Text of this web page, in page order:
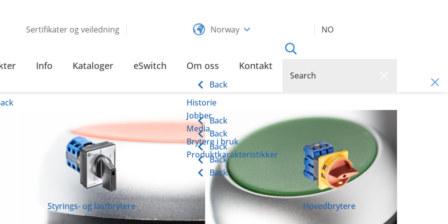
Sertifikater og veiledning Norway NO
Styrings- og lastbrytere Hovedbrytere
Info Kataloger eSwitch Om oss
Back
Historie
Back
Jobber
Back
Media
Back
Brytere i bruk
Back
Produktkarakteristikker
Back
Kontakt